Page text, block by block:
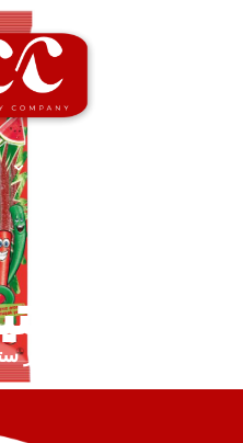
ساور ستيك ١
بيبيتو ساور